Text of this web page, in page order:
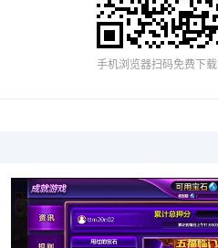
手机浏览器扫码免费下载